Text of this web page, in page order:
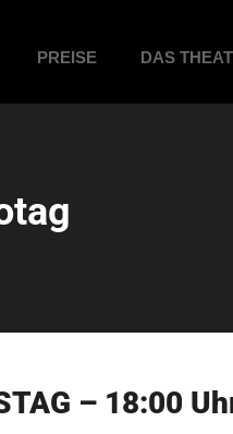
PREISE DAS
– 18:00